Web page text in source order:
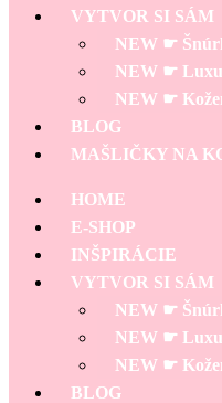
VYTVOR SI SÁM
NEW ☛
NEW ☛
NEW ☛
BLOG
MAŠLIČKY NA
HOME
E-SHOP
INŠPIRÁCIE
VYTVOR SI SÁM
NEW ☛
NEW ☛
NEW ☛
BLOG